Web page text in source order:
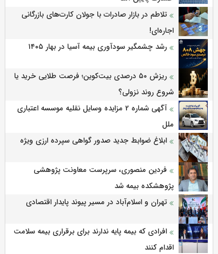
تلاطم در بازار صادرات با جولان کارت‌های بازرگانی
اجاره‌ای!
رشد چشمگیر سودآوری بیمه آسیا در بهار ۱۴۰۵
ریزش ۵۰ درصدی بیت‌کوین؛ فرصت طلایی خرید یا
شروع روند نزولی؟
آگهی شماره 2 مزایده وسایل نقلیه موسسه اعتباری
ملل
ابلاغ ضوابط جدید صدور گواهی سپرده ارزی ویژه
فردین منصوری، سرپرست معاونت پژوهشی
پژوهشكده بیمه شد
تهران و اسلام‌آباد در مسیر پیوند پایدار اقتصادی
افرادی که بیمه پایه ندارند برای برقراری بیمه سلامت
اقدام کنند